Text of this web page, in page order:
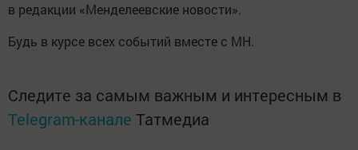
в редакции «Менделеевские новости».
Будь в курсе всех событий вместе с МН.
Следите за самым важным и интересным в
Telegram-канале Татмедиа